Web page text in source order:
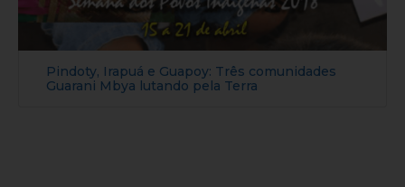
Pindoty, Irapuá e Guapoy: Três comunidades
Guarani Mbya lutando pela Terra